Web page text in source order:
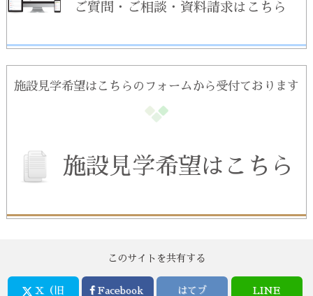
ご質問・ご相談・資料請求はこちら
施設見学希望はこちらのフォームから受付ております
施設見学希望はこちら
このサイトを共有する
X（旧
Facebook はてブ LINE